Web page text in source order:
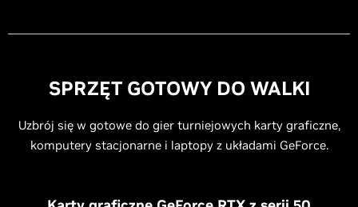
SPRZĘT GOTOWY DO WALKI
Uzbrój się w gotowe do gier turniejowych karty graficzne,
komputery stacjonarne i laptopy z układami GeForce.